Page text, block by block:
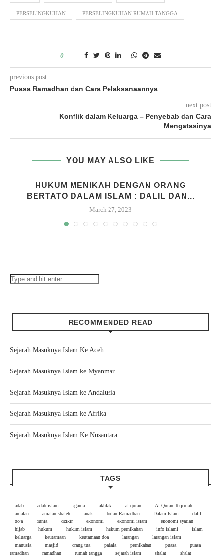
PERSELINGKUHAN PERSELINGKUHAN RUMAH TANGGA
0
previous post
Puasa Ramadhan dan Cara Pelaksanaannya
next post
Konflik dalam Keluarga – Penyebab dan Cara
Mengatasinya
YOU MAY ALSO LIKE
HUKUM MENIKAH DENGAN ORANG
BERTATO DALAM ISLAM : DALIL DAN...
March 27, 2023
RECOMMENDED READ
Sejarah Masuknya Islam Ke Aceh
Sejarah Masuknya Islam ke Myanmar
Sejarah Masuknya Islam ke Andalusia
Sejarah Masuknya Islam ke Afrika
Sejarah Masuknya Islam Ke Nusantara
TAGS
adab adab islam agama akhlak al-quran
Al Quran Terjemah
amalan
amalan shaleh anak bulan Ramadhan Dalam Islam
dalil
do'a
dunia dzikir ekonomi ekonomi islam
ekonomi syariah
hijab
hukum hukum islam hukum pernikahan info islami
islam
keluarga
keutamaan keutamaan doa larangan
larangan islam
manusia
masjid orang tua pahala pernikahan puasa
puasa
ramadhan
ramadhan rumah tangga sejarah islam shalat shalat